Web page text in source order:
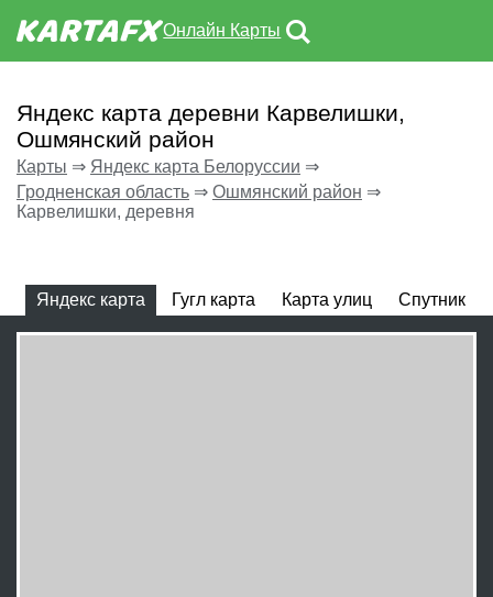
Онлайн Карты
Яндекс карта деревни Карвелишки,
Ошмянский район
Карты ⇒ Яндекс карта Белоруссии ⇒
Гродненская область ⇒ Ошмянский район ⇒
Карвелишки, деревня
Яндекс карта Гугл карта Карта улиц Спутник